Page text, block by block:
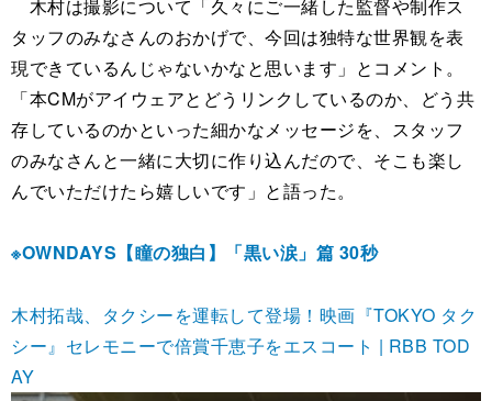
木村は撮影について「久々にご一緒した監督や制作ス
タッフのみなさんのおかげで、今回は独特な世界観を表
現できているんじゃないかなと思います」とコメント。
「本CMがアイウェアとどうリンクしているのか、どう共
存しているのかといった細かなメッセージを、スタッフ
のみなさんと一緒に大切に作り込んだので、そこも楽し
んでいただけたら嬉しいです」と語った。
※OWNDAYS【瞳の独白】「黒い涙」篇 30秒
木村拓哉、タクシーを運転して登場！映画『TOKYO タク
シー』セレモニーで倍賞千恵子をエスコート | RBB TOD
AY